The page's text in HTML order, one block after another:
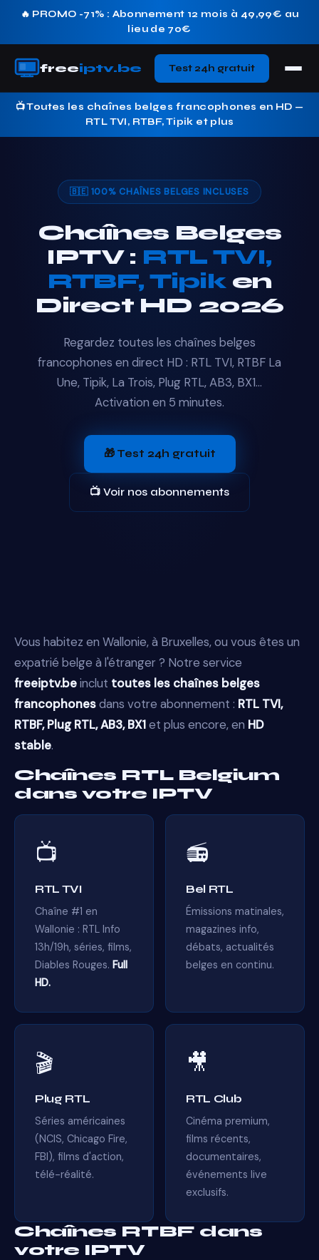
🔥 PROMO -71% : Abonnement 12 mois à 49,99€ au
lieu de 70€
freeiptv.be Test 24h gratuit
📺 Toutes les chaînes belges francophones en HD —
RTL TVI, RTBF, Tipik et plus
🇧🇪 100% CHAÎNES BELGES INCLUSES
Chaînes Belges
IPTV : RTL TVI,
RTBF, Tipiken
Direct HD 2026
Regardez toutes les chaînes belges
francophones en direct HD : RTL TVI, RTBF La
Une, Tipik, La Trois, Plug RTL, AB3, BX1...
Activation en 5 minutes.
🎁 Test 24h gratuit
📺 Voir nos abonnements
Vous habitez en Wallonie, à Bruxelles, ou vous êtes un
expatrié belge à l'étranger ? Notre service
freeiptv.beinclut toutes les chaînes belges
francophonesdans votre abonnement : RTL TVI,
RTBF, Plug RTL, AB3, BX1et plus encore, en HD
stable.
Chaînes RTL Belgium
dans votre IPTV
📺
RTL TVI
Chaîne #1 en
Wallonie : RTL Info
13h/19h, séries, films,
Diables Rouges. Full
HD.
📻
Bel RTL
Émissions matinales,
magazines info,
débats, actualités
belges en continu.
🎬
Plug RTL
Séries américaines
(NCIS, Chicago Fire,
FBI), films d'action,
télé-réalité.
🎥
RTL Club
Cinéma premium,
films récents,
documentaires,
événements live
exclusifs.
Chaînes RTBF dans
votre IPTV